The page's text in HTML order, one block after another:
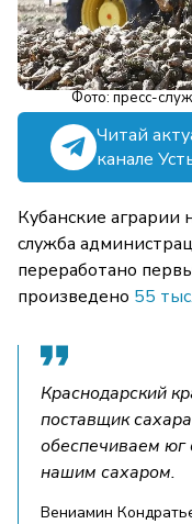
Фото: пресс-
Читай
канале
Кубанские аграрии
служба
переработано
произведено 55
Краснодарский
поставщик
обеспечиваем юг
нашим сахаром.
Вениамин